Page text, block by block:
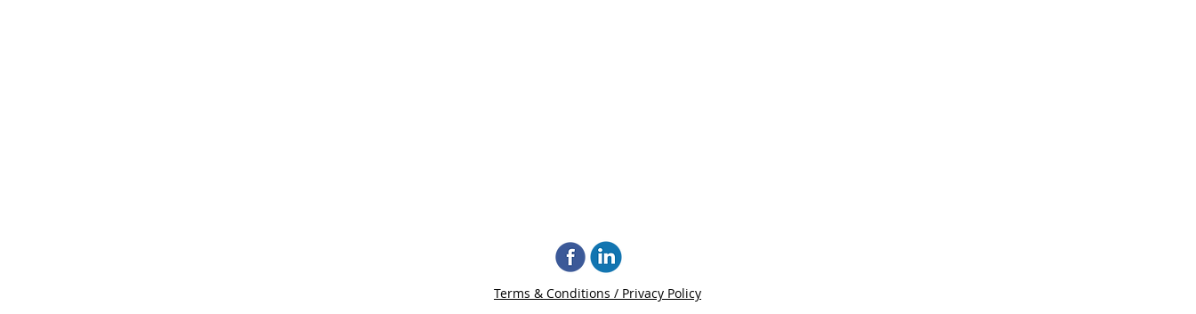
Terms & Conditions / Privacy Policy